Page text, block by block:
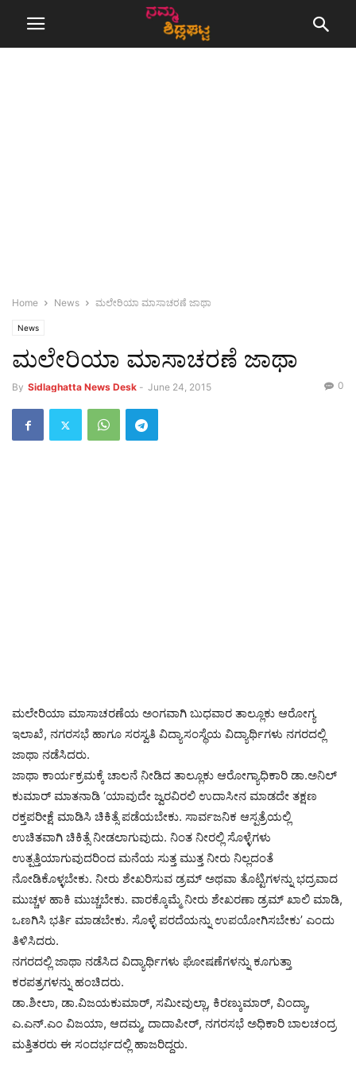
Home News ಮಲೇರಿಯಾ ಮಾಸಾಚರಣೆ ಜಾಥಾ
News
ಮಲೇರಿಯಾ ಮಾಸಾಚರಣೆ ಜಾಥಾ
By Sidlaghatta News Desk - June 24, 2015 0
ಮಲೇರಿಯಾ ಮಾಸಾಚರಣೆಯ ಅಂಗವಾಗಿ ಬುಧವಾರ ತಾಲ್ಲೂಕು ಆರೋಗ್ಯ
ಇಲಾಖೆ, ನಗರಸಭೆ ಹಾಗೂ ಸರಸ್ವತಿ ವಿದ್ಯಾಸಂಸ್ಥೆಯ ವಿದ್ಯಾರ್ಥಿಗಳು ನಗರದಲ್ಲಿ
ಜಾಥಾ ನಡೆಸಿದರು.
ಜಾಥಾ ಕಾರ್ಯಕ್ರಮಕ್ಕೆ ಚಾಲನೆ ನೀಡಿದ ತಾಲ್ಲೂಕು ಆರೋಗ್ಯಾಧಿಕಾರಿ ಡಾ.ಅನಿಲ್
ಕುಮಾರ್ ಮಾತನಾಡಿ ‘ಯಾವುದೇ ಜ್ವರವಿರಲಿ ಉದಾಸೀನ ಮಾಡದೇ ತಕ್ಷಣ
ರಕ್ತಪರೀಕ್ಷೆ ಮಾಡಿಸಿ ಚಿಕಿತ್ಸೆ ಪಡೆಯಬೇಕು. ಸಾರ್ವಜನಿಕ ಆಸ್ಪತ್ರೆಯಲ್ಲಿ
ಉಚಿತವಾಗಿ ಚಿಕಿತ್ಸೆ ನೀಡಲಾಗುವುದು. ನಿಂತ ನೀರಲ್ಲಿ ಸೊಳ್ಳೆಗಳು
ಉತ್ಪತ್ತಿಯಾಗುವುದರಿಂದ ಮನೆಯ ಸುತ್ತ ಮುತ್ತ ನೀರು ನಿಲ್ಲದಂತೆ
ನೋಡಿಕೊಳ್ಳಬೇಕು. ನೀರು ಶೇಖರಿಸುವ ಡ್ರಮ್ ಅಥವಾ ತೊಟ್ಟಿಗಳನ್ನು ಭದ್ರವಾದ
ಮುಚ್ಚಳ ಹಾಕಿ ಮುಚ್ಚಬೇಕು. ವಾರಕ್ಕೊಮ್ಮೆ ನೀರು ಶೇಖರಣಾ ಡ್ರಮ್ ಖಾಲಿ ಮಾಡಿ,
ಒಣಗಿಸಿ ಭರ್ತಿ ಮಾಡಬೇಕು. ಸೊಳ್ಳೆ ಪರದೆಯನ್ನು ಉಪಯೋಗಿಸಬೇಕು’ ಎಂದು
ತಿಳಿಸಿದರು.
ನಗರದಲ್ಲಿ ಜಾಥಾ ನಡೆಸಿದ ವಿದ್ಯಾರ್ಥಿಗಳು ಘೋಷಣೆಗಳನ್ನು ಕೂಗುತ್ತಾ
ಕರಪತ್ರಗಳನ್ನು ಹಂಚಿದರು.
ಡಾ.ಶೀಲಾ, ಡಾ.ವಿಜಯಕುಮಾರ್, ಸಮೀವುಲ್ಲಾ, ಕಿರಣ್ಕುಮಾರ್, ವಿಂದ್ಯಾ,
ಎ.ಎನ್.ಎಂ ವಿಜಯಾ, ಆದಮ್ಮ, ದಾದಾಪೀರ್, ನಗರಸಭೆ ಅಧಿಕಾರಿ ಬಾಲಚಂದ್ರ
ಮತ್ತಿತರರು ಈ ಸಂದರ್ಭದಲ್ಲಿ ಹಾಜರಿದ್ದರು.